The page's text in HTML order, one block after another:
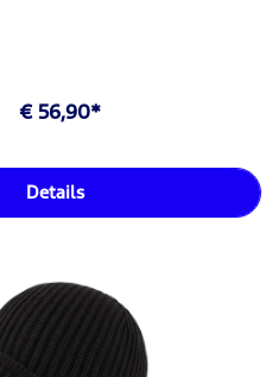
€ 56,90*
Details